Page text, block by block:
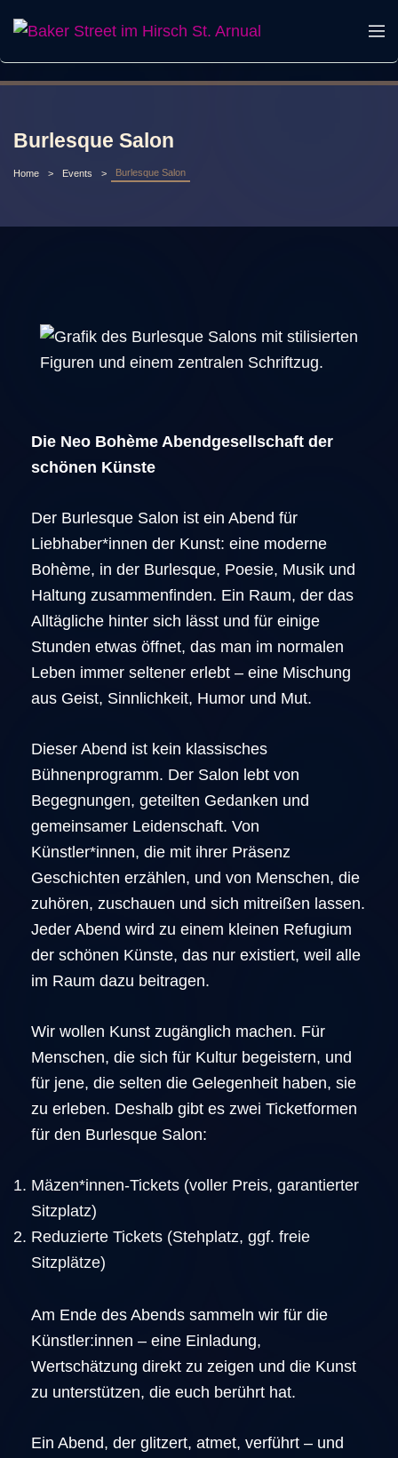
Burlesque Salon
Home Events Burlesque Salon
Die Neo Bohème Abendgesellschaft der
schönen Künste
Der Burlesque Salon ist ein Abend für
Liebhaber*innen der Kunst: eine moderne
Bohème, in der Burlesque, Poesie, Musik und
Haltung zusammenfinden. Ein Raum, der das
Alltägliche hinter sich lässt und für einige
Stunden etwas öffnet, das man im normalen
Leben immer seltener erlebt – eine Mischung
aus Geist, Sinnlichkeit, Humor und Mut.
Dieser Abend ist kein klassisches
Bühnenprogramm. Der Salon lebt von
Begegnungen, geteilten Gedanken und
gemeinsamer Leidenschaft. Von
Künstler*innen, die mit ihrer Präsenz
Geschichten erzählen, und von Menschen, die
zuhören, zuschauen und sich mitreißen lassen.
Jeder Abend wird zu einem kleinen Refugium
der schönen Künste, das nur existiert, weil alle
im Raum dazu beitragen.
Wir wollen Kunst zugänglich machen. Für
Menschen, die sich für Kultur begeistern, und
für jene, die selten die Gelegenheit haben, sie
zu erleben. Deshalb gibt es zwei Ticketformen
für den Burlesque Salon:
Mäzen*innen-Tickets (voller Preis, garantierter
Sitzplatz)
Reduzierte Tickets (Stehplatz, ggf. freie
Sitzplätze)
Am Ende des Abends sammeln wir für die
Künstler:innen – eine Einladung,
Wertschätzung direkt zu zeigen und die Kunst
zu unterstützen, die euch berührt hat.
Ein Abend, der glitzert, atmet, verführt – und